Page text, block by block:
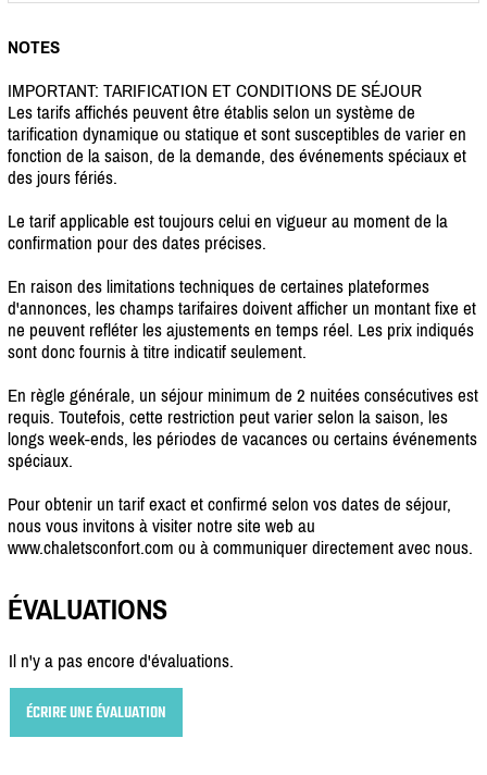
NOTES
IMPORTANT: TARIFICATION ET CONDITIONS DE SÉJOUR
Les tarifs affichés peuvent être établis selon un système de
tarification dynamique ou statique et sont susceptibles de varier en
fonction de la saison, de la demande, des événements spéciaux et
des jours fériés.
Le tarif applicable est toujours celui en vigueur au moment de la
confirmation pour des dates précises.
En raison des limitations techniques de certaines plateformes
d'annonces, les champs tarifaires doivent afficher un montant fixe et
ne peuvent refléter les ajustements en temps réel. Les prix indiqués
sont donc fournis à titre indicatif seulement.
En règle générale, un séjour minimum de 2 nuitées consécutives est
requis. Toutefois, cette restriction peut varier selon la saison, les
longs week-ends, les périodes de vacances ou certains événements
spéciaux.
Pour obtenir un tarif exact et confirmé selon vos dates de séjour,
nous vous invitons à visiter notre site web au
www.chaletsconfort.com ou à communiquer directement avec nous.
ÉVALUATIONS
Il n'y a pas encore d'évaluations.
ÉCRIRE UNE ÉVALUATION